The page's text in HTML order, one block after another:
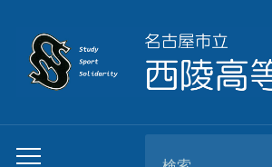
Toggle